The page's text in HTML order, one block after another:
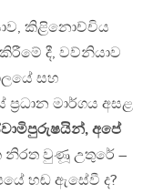
කිළිනොච්චිය
දී, වව්නියාව
සහ
මාර්ගය අසළ
අපේ
වුණූ උතුරේ –
හඬ ඇසේවී ද?